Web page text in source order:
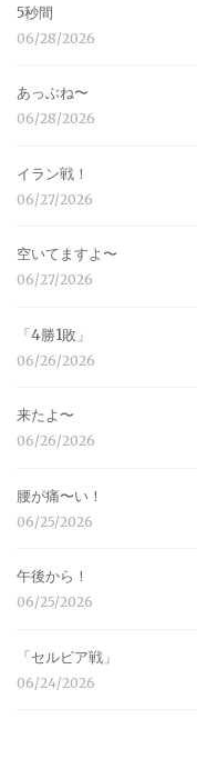
5秒間
06/28/2026
あっぶね〜
06/28/2026
イラン戦！
06/27/2026
空いてますよ〜
06/27/2026
「4勝1敗」
06/26/2026
来たよ〜
06/26/2026
腰が痛〜い！
06/25/2026
午後から！
06/25/2026
「セルビア戦」
06/24/2026